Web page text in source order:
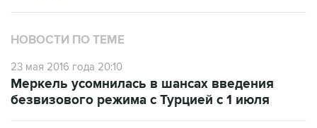
НОВОСТИ ПО ТЕМЕ
23 мая 2016 года 20:10
Меркель усомнилась в шансах введения
безвизового режима с Турцией с 1 июля